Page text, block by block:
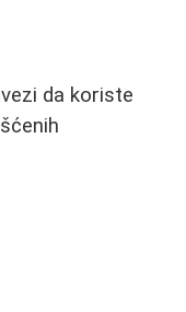
da koriste